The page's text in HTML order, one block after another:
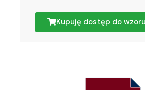
Kupuję dostęp do wzoru